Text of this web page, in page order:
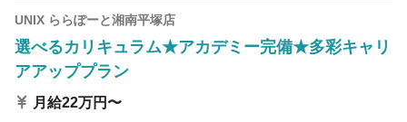
UNIX ららぽーと湘南平塚店
選べるカリキュラム★アカデミー完備★多彩キャリ
アアッププラン
月給22万円〜